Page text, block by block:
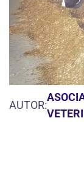
AUTOR: